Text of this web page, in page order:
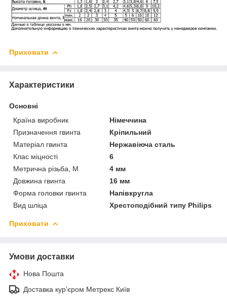
Приховати
Характеристики
Основні
Країна виробник
Німеччина
Призначення гвинта
Кріпильний
Матеріал гвинта
Нержавіюча сталь
Клас міцності
6
Метрична різьба, М
4 мм
Довжина гвинта
16 мм
Форма головки гвинта
Напівкругла
Вид шліца
Хрестоподібний типу Philips
Приховати
Умови доставки
Нова Пошта
Доставка курʼєром Метрекс Київ